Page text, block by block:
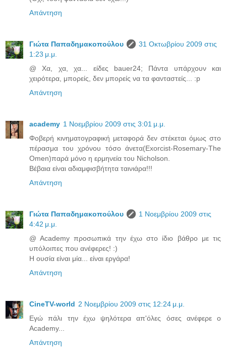
Απάντηση
Γιώτα Παπαδημακοπούλου
31 Οκτωβρίου 2009 στις
1:23 μ.μ.
@ Χα, χα, χα... είδες bauer24; Πάντα υπάρχουν και
χειρότερα, μπορείς, δεν μπορείς να τα φανταστείς... :p
Απάντηση
academy 1 Νοεμβρίου 2009 στις 3:01 μ.μ.
Φοβερή κινηματογραφική μεταφορά δεν στέκεται όμως στο
πέρασμα του χρόνου τόσο άνετα(Εxorcist-Rosemary-The
Omen)παρά μόνο η ερμηνεία του Nicholson.
Βέβαια είναι αδιαμφισβήτητα ταινιάρα!!!
Απάντηση
Γιώτα Παπαδημακοπούλου
1 Νοεμβρίου 2009 στις
4:42 μ.μ.
@ Academy προσωπικά την έχω στο ίδιο βάθρο με τις
υπόλοιπες που ανέφερες! :)
Η ουσία είναι μία... είναι εργάρα!
Απάντηση
CineTV-world 2 Νοεμβρίου 2009 στις 12:24 μ.μ.
Εγώ πάλι την έχω ψηλότερα απ'όλες όσες ανέφερε ο
Academy...
Απάντηση